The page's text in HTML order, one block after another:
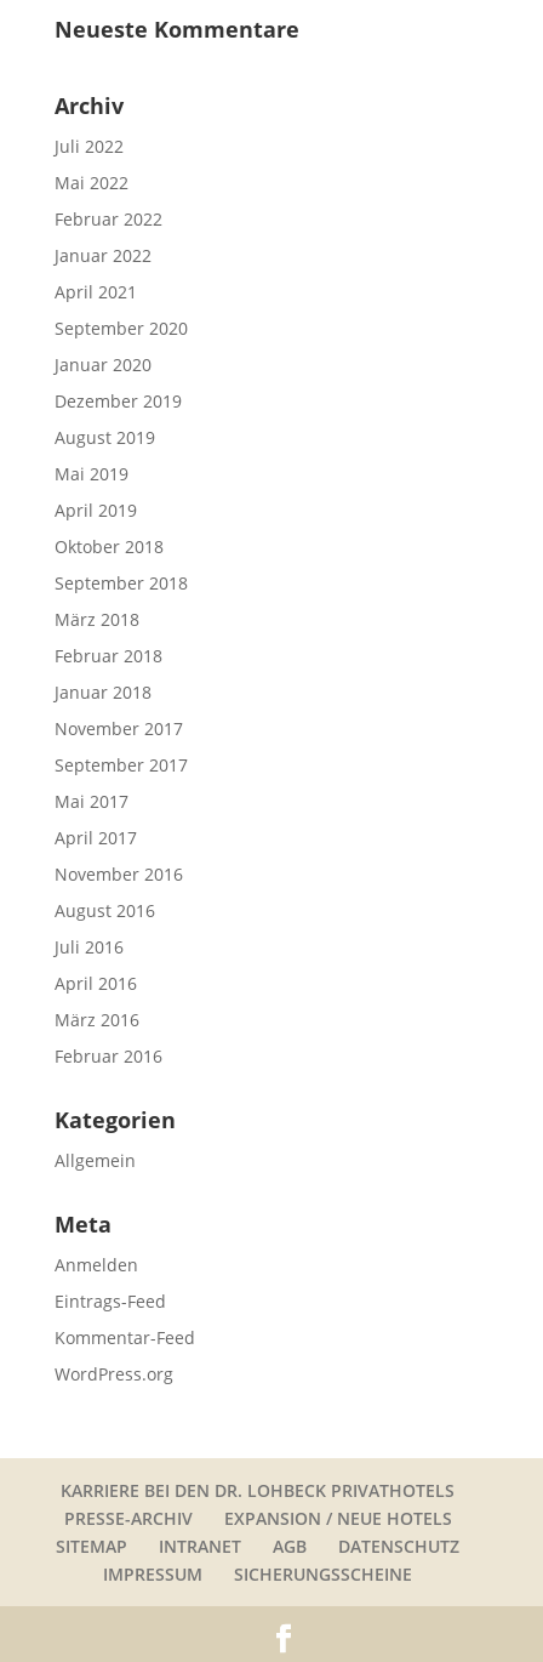
Neueste Kommentare
Archiv
Juli 2022
Mai 2022
Februar 2022
Januar 2022
April 2021
September 2020
Januar 2020
Dezember 2019
August 2019
Mai 2019
April 2019
Oktober 2018
September 2018
März 2018
Februar 2018
Januar 2018
November 2017
September 2017
Mai 2017
April 2017
November 2016
August 2016
Juli 2016
April 2016
März 2016
Februar 2016
Kategorien
Allgemein
Meta
Anmelden
Eintrags-Feed
Kommentar-Feed
WordPress.org
KARRIERE BEI DEN DR. LOHBECK PRIVATHOTELS
PRESSE-ARCHIV
EXPANSION / NEUE HOTELS
SITEMAP
INTRANET AGB
DATENSCHUTZ
IMPRESSUM
SICHERUNGSSCHEINE